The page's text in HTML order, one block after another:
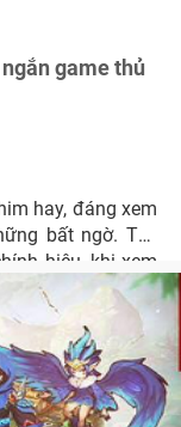
hay, đáng xem
bất ngờ. Tuy
hiệu, khi xem